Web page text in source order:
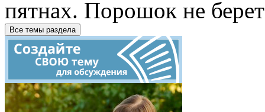
пятнах. Порошок не